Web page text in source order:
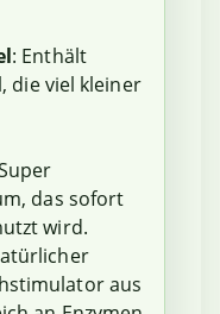
: Enthält
die viel kleiner
das sofort
wird.
aus